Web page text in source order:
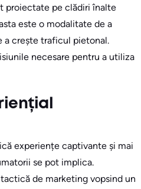
proiectate pe clădiri înalte
este o modalitate de a
a crește traficul pietonal.
necesare pentru a utiliza
experiențe captivante și mai
se pot implica.
de marketing vopsind un